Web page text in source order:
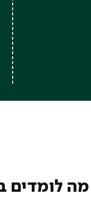
מה לומדים